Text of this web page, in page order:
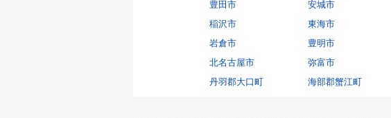
豊田市
安城市
稲沢市
東海市
岩倉市
豊明市
北名古屋市
弥富市
丹羽郡大口町
海部郡蟹江町